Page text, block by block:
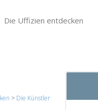
Die Uffizien entdecken
> Die Künstler